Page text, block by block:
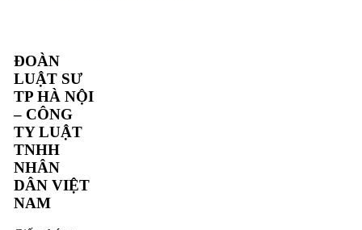
ĐOÀN
LUẬT SƯ
TP HÀ NỘI
– CÔNG
TY LUẬT
TNHH
NHÂN
DÂN VIỆT
NAM